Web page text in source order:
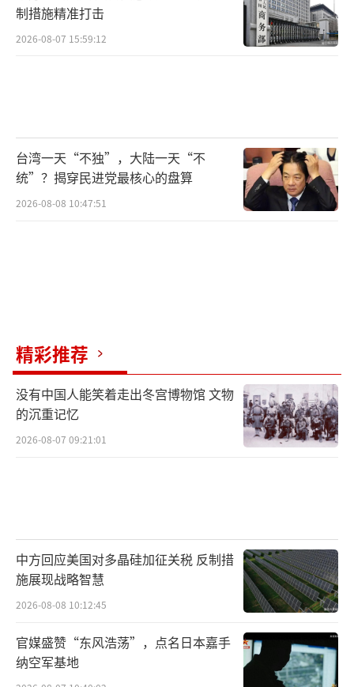
制措施精准打击
2026-08-07 15:59:12
台湾一天“不独”，大陆一天“不
统”？揭穿民进党最核心的盘算
2026-08-08 10:47:51
精彩推荐
没有中国人能笑着走出冬宫博物馆 文物
的沉重记忆
2026-08-07 09:21:01
中方回应美国对多晶硅加征关税 反制措
施展现战略智慧
2026-08-08 10:12:45
官媒盛赞“东风浩荡”，点名日本嘉手
纳空军基地